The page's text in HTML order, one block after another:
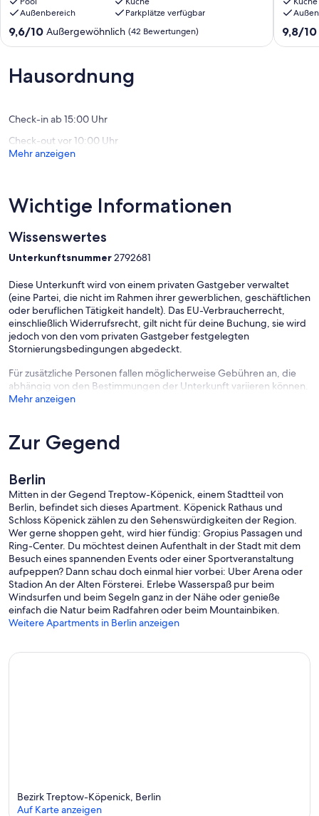
von
Berlin
Bohnsdorf
Außenbereich
Parkplätze verfügbar
9.6
von
Außergewöhnlich,
(42
9,6/10 Außergewöhnlich (42 Bewertungen)
mit
Pkw-
9.8
von
9,8/10
Hausordnung
Check-in ab 15:00 Uhr
Check-out vor 10:00 Uhr
Mehr anzeigen
Wichtige Informationen
Wissenswertes
Unterkunftsnummer2792681
Diese Unterkunft wird von einem privaten Gastgeber verwaltet
(eine Partei, die nicht im Rahmen ihrer gewerblichen, geschäftlichen
oder beruflichen Tätigkeit handelt). Das EU-Verbraucherrecht,
einschließlich Widerrufsrecht, gilt nicht für deine Buchung, sie wird
jedoch von den vom privaten Gastgeber festgelegten
Stornierungsbedingungen abgedeckt.
Für zusätzliche Personen fallen möglicherweise Gebühren an, die
abhängig von den Bestimmungen der Unterkunft variieren können.
Mehr anzeigen
Zur Gegend
Berlin
Mitten in der Gegend Treptow-Köpenick, einem Stadtteil von
Berlin, befindet sich dieses Apartment. Köpenick Rathaus und
Schloss Köpenick zählen zu den Sehenswürdigkeiten der Region.
Wer gerne shoppen geht, wird hier fündig: Gropius Passagen und
Ring-Center. Du möchtest deinen Aufenthalt in der Stadt mit dem
Besuch eines spannenden Events oder einer Sportveranstaltung
aufpeppen? Dann schau doch einmal hier vorbei: Uber Arena oder
Stadion An der Alten Försterei. Erlebe Wasserspaß pur beim
Windsurfen und beim Segeln ganz in der Nähe oder genieße
einfach die Natur beim Radfahren oder beim Mountainbiken.
Weitere Apartments in Berlin anzeigen
Bezirk Treptow-Köpenick, Berlin
Auf Karte anzeigen